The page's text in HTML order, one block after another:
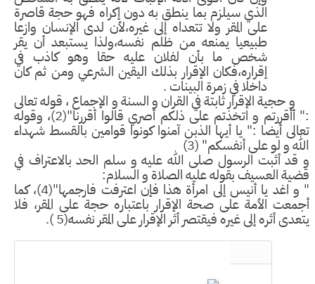
الذي سيلزم بما ينطق به دون إكراه فهو حجة قاصرة
على المقر ولا تتعداه إلى غيره،لأن لدى الإنسان وازعا
طبيعيا يمنعه من ظلم نفسه،ولذا يستبعد أن يقر
شخص ما بأن لفلان عليه حقا وهو كاذب في
إقراره،فكان الإقرار بذلك اليقين الشرعي ومن ثم كان
داخلا في زمرة البينات.
الإقرار ثابتة في القران و السنة و الإجماع ، قوله تعالى
:" أأقررتم و اتخذتم على ذلكم أصري قالوا أقررنا"(2)، وقوله
أيضا :" يا أيها الذبن آمنوا كونوا قوامين بالقسط شهداء
و لو على أنفسكم" (3)
أثبت الرسول صلى الله عليه و سلم الحد بالاعتراف في
العسيف بقوله عليه الصلاة و السلام:
" و اغد يا أنيس إلى امرأة هذا فإن اعترفت فارجمها"(4)، كما
الأمة على صحة الإقرار باعتباره حجة على المقر، فلا
أثره إلى غيره فيقتصر أثر الإقرار على المقر نفسه(5 ).